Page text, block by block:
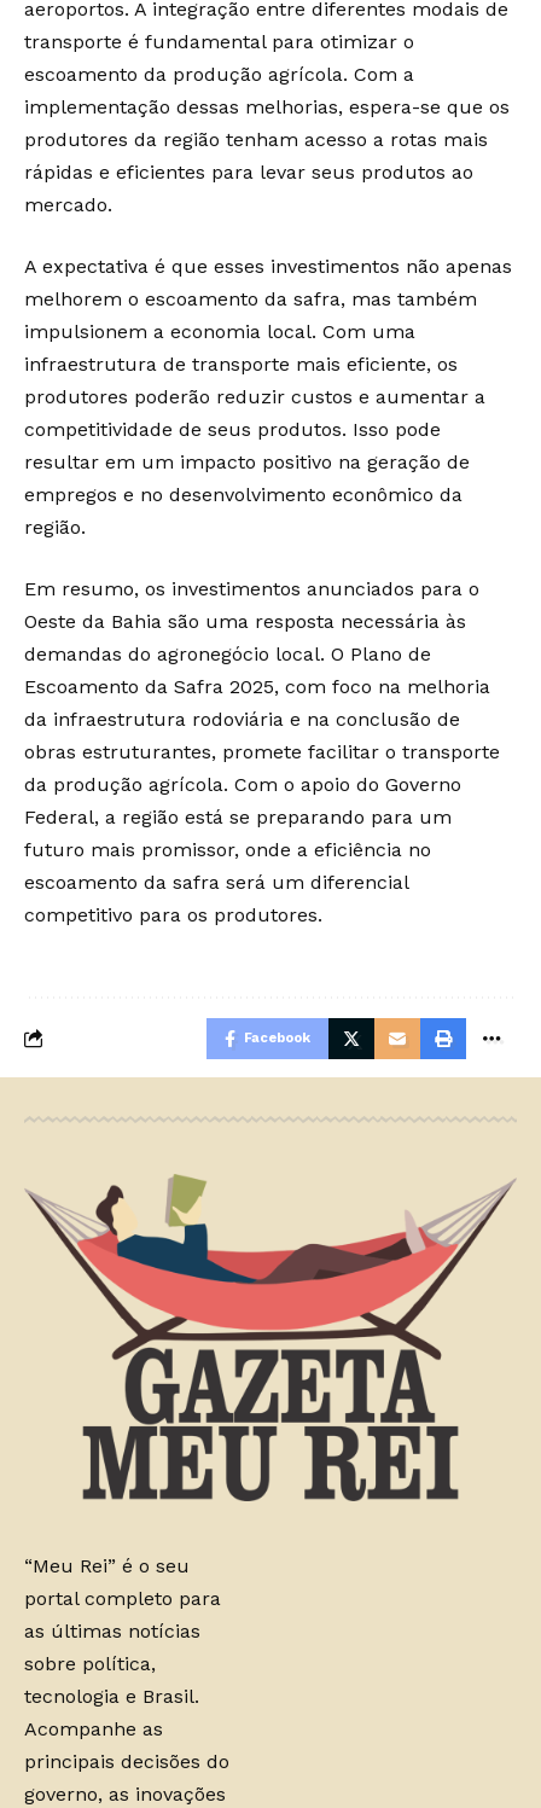
aeroportos. A integração entre diferentes modais de
transporte é fundamental para otimizar o
escoamento da produção agrícola. Com a
implementação dessas melhorias, espera-se que os
produtores da região tenham acesso a rotas mais
rápidas e eficientes para levar seus produtos ao
mercado.
A expectativa é que esses investimentos não apenas
melhorem o escoamento da safra, mas também
impulsionem a economia local. Com uma
infraestrutura de transporte mais eficiente, os
produtores poderão reduzir custos e aumentar a
competitividade de seus produtos. Isso pode
resultar em um impacto positivo na geração de
empregos e no desenvolvimento econômico da
região.
Em resumo, os investimentos anunciados para o
Oeste da Bahia são uma resposta necessária às
demandas do agronegócio local. O Plano de
Escoamento da Safra 2025, com foco na melhoria
da infraestrutura rodoviária e na conclusão de
obras estruturantes, promete facilitar o transporte
da produção agrícola. Com o apoio do Governo
Federal, a região está se preparando para um
futuro mais promissor, onde a eficiência no
escoamento da safra será um diferencial
competitivo para os produtores.
Facebook
“Meu Rei” é o seu
portal completo para
as últimas notícias
sobre política,
tecnologia e Brasil.
Acompanhe as
principais decisões do
governo, as inovações